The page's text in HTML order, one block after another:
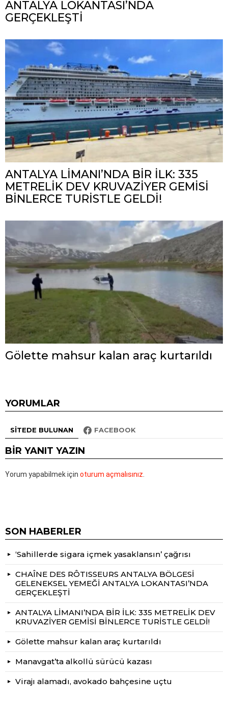
ANTALYA LOKANTASI’NDA
GERÇEKLEŞTİ
ANTALYA LİMANI’NDA BİR İLK: 335
METRELİK DEV KRUVAZİYER GEMİSİ
BİNLERCE TURİSTLE GELDİ!
Gölette mahsur kalan araç kurtarıldı
YORUMLAR
SITEDE BULUNAN FACEBOOK
BIR YANIT YAZIN
Yorum yapabilmek için oturum açmalısınız
SON HABERLER
‘Sahillerde sigara içmek yasaklansın’ çağrısı
CHAÎNE DES RÔTISSEURS ANTALYA BÖLGESİ
GELENEKSEL YEMEĞİ ANTALYA LOKANTASI’NDA
GERÇEKLEŞTİ
ANTALYA LİMANI’NDA BİR İLK: 335 METRELİK DEV
KRUVAZİYER GEMİSİ BİNLERCE TURİSTLE GELDİ!
Gölette mahsur kalan araç kurtarıldı
Manavgat’ta alkollü sürücü kazası
Virajı alamadı, avokado bahçesine uçtu